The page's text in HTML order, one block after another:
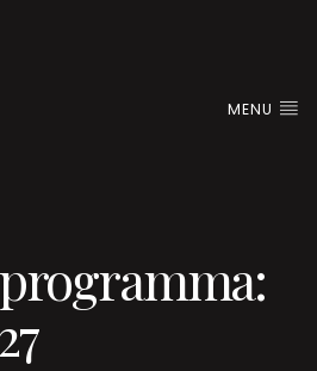
MENU